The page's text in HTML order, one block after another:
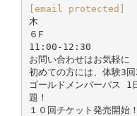
[email protected]
木
６F
11:00-12:30
お問い合わせはお気軽に
初めての方には、体験3
ゴールドメンバーパス 1
題！
１０回チケット発売開